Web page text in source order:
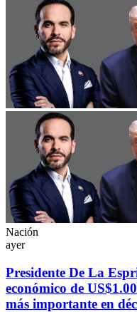
Nación
ayer
Presidente De La
económico de
más importante en